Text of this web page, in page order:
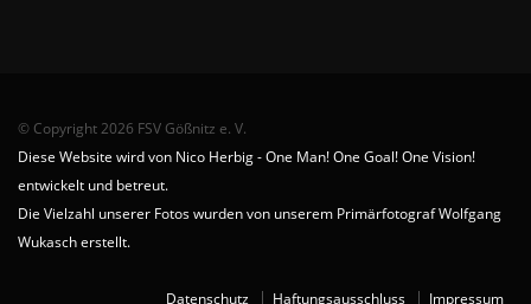
© Copyright 2026 FSV Gößnitz e. V.
Diese Website wird von Nico Herbig - One Man! One Goal! One Vision!
entwickelt und betreut.
Die Vielzahl unserer Fotos wurden von unserem Primärfotograf Wolfgang
Wukasch erstellt.
Datenschutz Haftungsausschluss Impressum